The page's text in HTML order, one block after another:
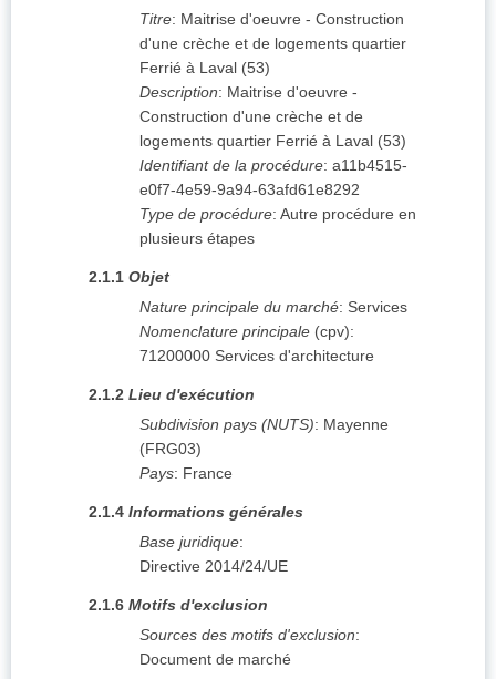
Titre: Maitrise d'oeuvre - Construction
d'une crèche et de logements quartier
Ferrié à Laval (53)
Description: Maitrise d'oeuvre -
Construction d'une crèche et de
logements quartier Ferrié à Laval (53)
Identifiant de la procédure: a11b4515-
e0f7-4e59-9a94-63afd61e8292
Type de procédure: Autre procédure en
plusieurs étapes
2.1.1 Objet
Nature principale du marché: Services
Nomenclature principale (cpv):
71200000 Services d'architecture
2.1.2 Lieu d'exécution
Subdivision pays (NUTS): Mayenne
(FRG03)
Pays: France
2.1.4 Informations générales
Base juridique:
Directive 2014/24/UE
2.1.6 Motifs d'exclusion
Sources des motifs d'exclusion:
Document de marché